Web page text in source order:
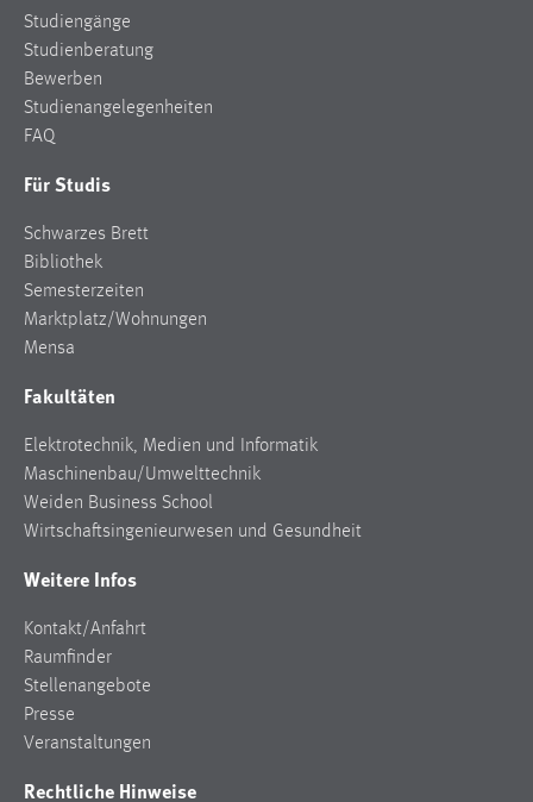
Studiengänge
Studienberatung
Bewerben
Studienangelegenheiten
FAQ
Für Studis
Schwarzes Brett
Bibliothek
Semesterzeiten
Marktplatz/Wohnungen
Mensa
Fakultäten
Elektrotechnik, Medien und Informatik
Maschinenbau/Umwelttechnik
Weiden Business School
Wirtschaftsingenieurwesen und Gesundheit
Weitere Infos
Kontakt/Anfahrt
Raumfinder
Stellenangebote
Presse
Veranstaltungen
Rechtliche Hinweise